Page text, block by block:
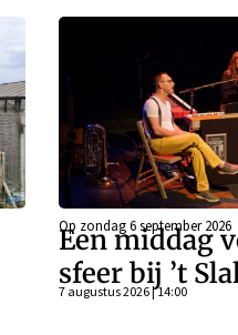
Op zondag 6 september 2026
Een middag
sfeer bij ’t
7 augustus 2026 | 14:00